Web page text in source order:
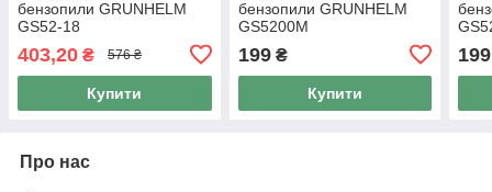
бензопили GRUNHELM
GS52-18
403,20 ₴ 576 ₴
Купити
бензопили GRUNHELM
GS5200М
199₴
Купити
199
Про нас